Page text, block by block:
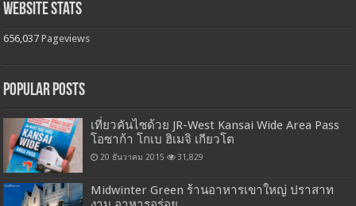
Website Stats
656,037 Pageviews
Popular Posts
เที่ยวคันไซด้วย JR-West Kansai Wide Area Pass
โอซาก้า โกเบ ฮิเมจิ เกียวโต
20 ธันวาคม 2015 31,829
Midwinter Green ร้านอาหารเขาใหญ่ ปราสาท